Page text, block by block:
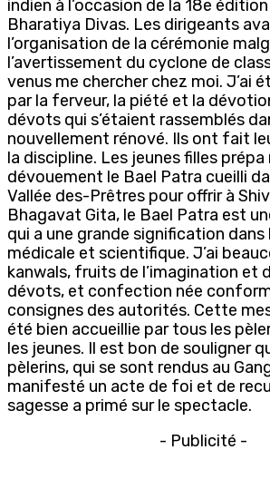
indien à l’occasion de la 18e
Bharatiya Divas. Les dirigeants
l’organisation de la cérémonie
l’avertissement du cyclone de
venus me chercher chez moi. J’ai
par la ferveur, la piété et la
dévots qui s’étaient rassemblés
nouvellement rénové. Ils ont fait
la discipline. Les jeunes filles
dévouement le Bael Patra cueilli
Vallée des-Prêtres pour offrir à
Bhagavat Gita, le Bael Patra est
qui a une grande signification
médicale et scientifique. J’ai
kanwals, fruits de l’imagination et
dévots, et confection née
consignes des autorités. Cette
été bien accueillie par tous les
les jeunes. Il est bon de souligner
pèlerins, qui se sont rendus au
manifesté un acte de foi et de
sagesse a primé sur le spectacle.
- Publicité -